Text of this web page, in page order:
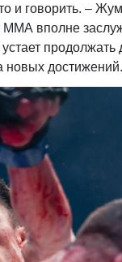
и говорить. –
ММА вполне
продолжать
новых достижений.